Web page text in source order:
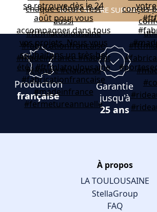
NOUS SUIVRE SUR
Production
française
Garantie
jusqu'à
25 ans
À propos
LA TOULOUSAINE
StellaGroup
FAQ